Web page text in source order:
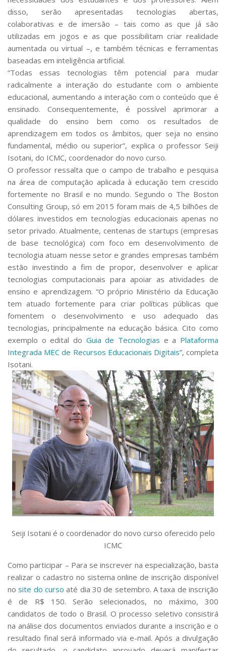
disso, serão apresentadas tecnologias abertas,
colaborativas e de imersão – tais como as que já são
utilizadas em jogos e as que possibilitam criar realidade
aumentada ou virtual –, e também técnicas e ferramentas
baseadas em inteligência artificial.
“Todas essas tecnologias têm potencial para mudar
radicalmente a interação do estudante com o ambiente
educacional, aumentando a interação com o conteúdo que é
ensinado. Consequentemente, é possível aprimorar a
qualidade do ensino bem como os resultados de
aprendizagem em todos os âmbitos, quer seja no ensino
fundamental, médio ou superior”, explica o professor Seiji
Isotani, do ICMC, coordenador do novo curso.
O professor ressalta que o campo de trabalho e pesquisa
na área de computação aplicada à educação tem crescido
fortemente no Brasil e no mundo. Segundo o The Boston
Consulting Group, só em 2015 foram mais de 4,5 bilhões de
dólares investidos em tecnologias educacionais apenas no
setor privado. Atualmente, centenas de startups (empresas
de base tecnológica) com foco em desenvolvimento de
tecnologia atuam nesse setor e grandes empresas também
estão investindo a fim de propor, desenvolver e aplicar
tecnologias computacionais para apoiar as atividades de
ensino e aprendizagem. “O próprio Ministério da Educação
tem atuado fortemente para criar políticas públicas que
fomentem o desenvolvimento e uso adequado das
tecnologias, principalmente na educação básica. Cito como
exemplo o edital do Guia de Tecnologias e a Plataforma
Integrada MEC de Recursos Educacionais Digitais”, completa
Isotani.
Seiji Isotani é o coordenador do novo curso oferecido pelo
ICMC
Como participar – Para se inscrever na especialização, basta
realizar o cadastro no sistema online de inscrição disponível
nosite do curso até dia 30 de setembro. A taxa de inscrição
é de R$ 150. Serão selecionados, no máximo, 300
candidatos de todo o Brasil. O processo seletivo consistirá
na análise dos documentos enviados durante a inscrição e o
resultado final será informado via e-mail. Após a divulgação